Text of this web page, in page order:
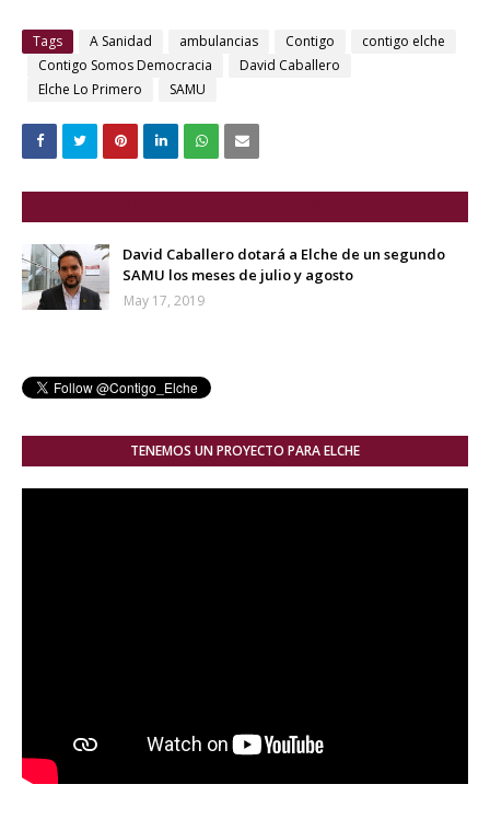
Tags A Sanidad ambulancias Contigo
contigo elche
Contigo Somos Democracia
David Caballero
Elche Lo Primero
SAMU
David Caballero dotará a Elche de un segundo
SAMU los meses de julio y agosto
May 17, 2019
TENEMOS UN PROYECTO PARA ELCHE